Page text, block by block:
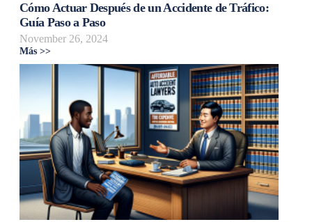
Cómo Actuar Después de un Accidente de Tráfico:
Guía Paso a Paso
November 26, 2024
Más >>